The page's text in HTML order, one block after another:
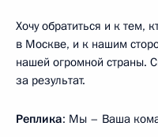
Хочу обратиться и к тем,
в Москве, и к нашим
нашей огромной страны.
за результат.
Реплика: Мы – Ваша